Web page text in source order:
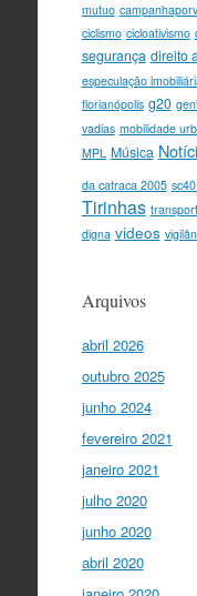
mutuo
ciclismo cicloativismo
segurança direito
especulação
florianópolis g20
vadias mobilidade
MPL Música
da catraca 2005
Tirinhas
digna videos
Arquivos
abril 2026
outubro 2025
junho 2024
fevereiro 2021
janeiro 2021
julho 2020
junho 2020
abril 2020